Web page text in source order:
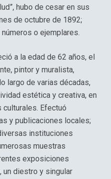
hubo de cesar en sus
de octubre de 1892;
o ejemplares.
a la edad de 62 años, el
pintor y muralista,
largo de varias décadas,
estética y creativa, en
Efectuó
y publicaciones locales;
instituciones
muestras
exposiciones
un diestro y singular